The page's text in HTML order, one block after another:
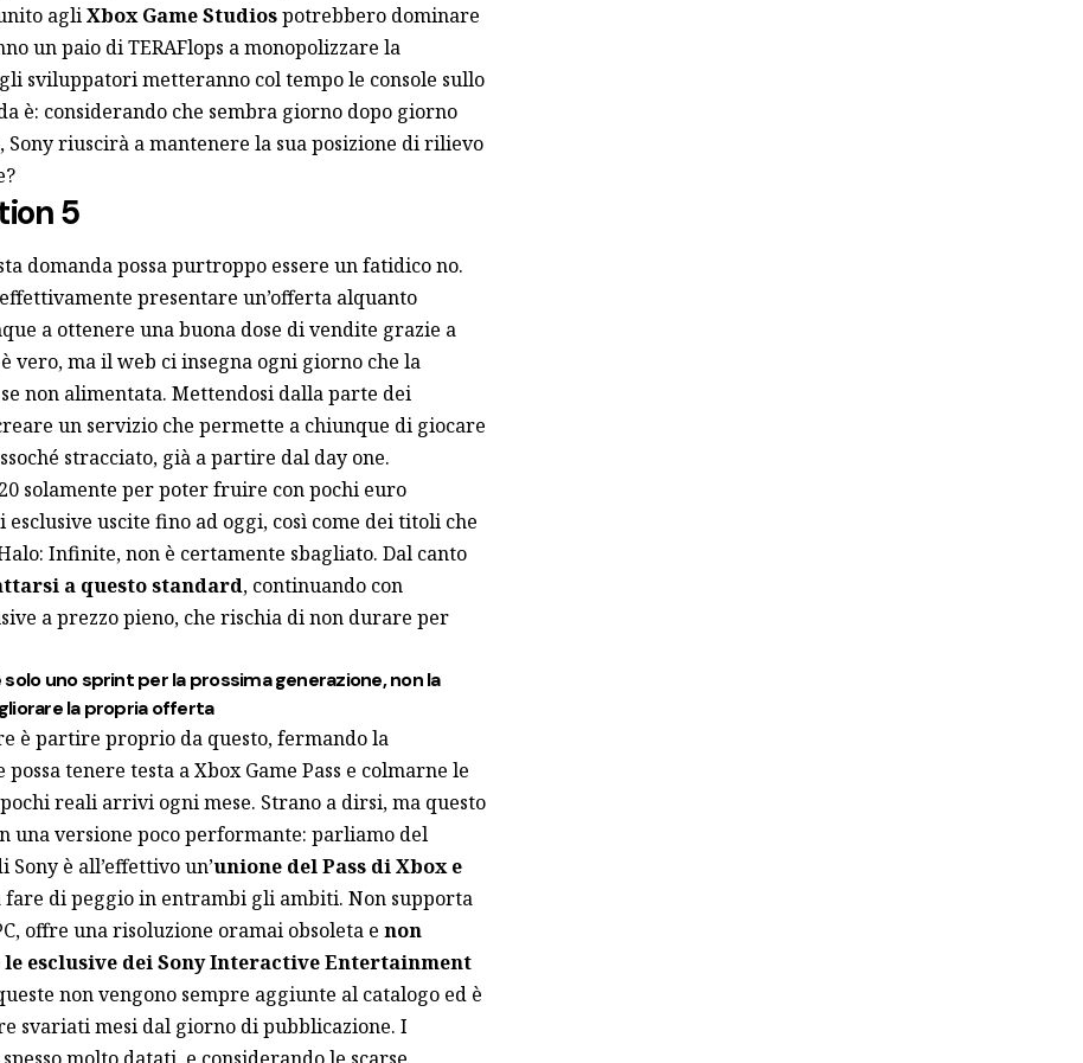
agliXbox Game Studiospotrebbero dominare
un paio di TERAFlops a monopolizzare la
sviluppatori metteranno col tempo le console sullo
è: considerando che sembra giorno dopo giorno
riuscirà a mantenere la sua posizione di rilievo
5
domanda possa purtroppo essere un fatidico no.
presentare un’offerta alquanto
a ottenere una buona dose di vendite grazie a
vero, ma il web ci insegna ogni giorno che la
non alimentata. Mettendosi dalla parte dei
un servizio che permette a chiunque di giocare
stracciato, già a partire dal day one.
solamente per poter fruire con pochi euro
uscite fino ad oggi, così come dei titoli che
Infinite, non è certamente sbagliato. Dal canto
a questo standard, continuando con
a prezzo pieno, che rischia di non durare per
uno sprint per la prossima generazione, non la
la propria offerta
è partire proprio da questo, fermando la
tenere testa a Xbox Game Pass e colmarne le
reali arrivi ogni mese. Strano a dirsi, ma questo
una versione poco performante: parliamo del
Sony è all’effettivo un’unione del Pass di Xbox e
fare di peggio in entrambi gli ambiti. Non supporta
offre una risoluzione oramai obsoleta e non
esclusive dei Sony Interactive Entertainment
non vengono sempre aggiunte al catalogo ed è
svariati mesi dal giorno di pubblicazione. I